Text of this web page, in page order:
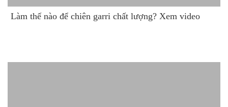
Làm thế nào để chiên garri chất lượng? Xem video